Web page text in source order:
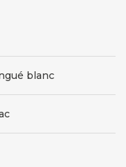
blanc